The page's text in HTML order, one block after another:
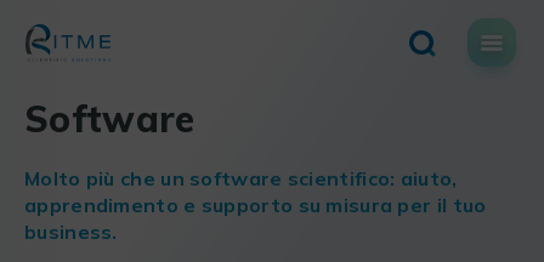
content
Software
Molto più che un software scientifico: aiuto,
apprendimento e supporto su misura per il tuo
business.